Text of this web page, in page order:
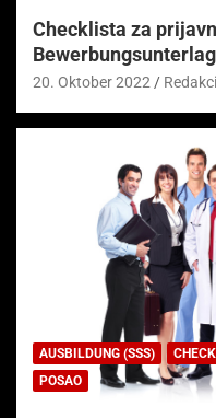
Checklista za
20. Oktober 2022
AUSBILDUNG (SSS)
POSAO